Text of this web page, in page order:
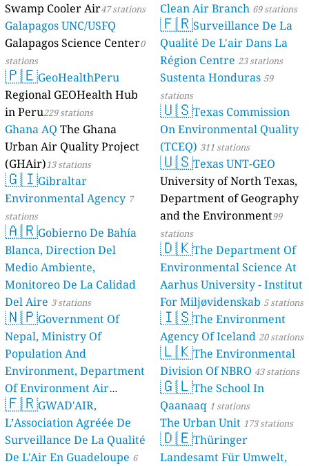
Swamp Cooler Air47 stations
Galapagos UNC/USFQ
Galapagos Science Center0
stations
🇵🇪GeoHealthPeru
Regional GEOHealth Hub
in Peru229 stations
Ghana AQ The Ghana
Urban Air Quality Project
(GHAir)13 stations
🇬🇮Gibraltar
Environmental Agency 7
stations
🇦🇷Gobierno De Bahía
Blanca, Direction Del
Medio Ambiente,
Monitoreo De La Calidad
Del Aire 3 stations
🇳🇵Government Of
Nepal, Ministry Of
Population And
Environment, Department
Of Environment Air
Quality Monitoring
stations
🇫🇷GWAD'AIR,
L’Association Agréée De
Surveillance De La Qualité
De L'Air En Guadeloupe 6
Clean Air Branch 69 stations
🇫🇷Surveillance De La
Qualité De L'air Dans La
Région Centre 23 stations
Sustenta Honduras 59
stations
🇺🇸Texas Commission
On Environmental Quality
(TCEQ) 311 stations
🇺🇸Texas UNT-GEO
University of North Texas,
Department of Geography
and the Environment99
stations
🇩🇰The Department Of
Environmental Science At
Aarhus University - Institut
For Miljøvidenskab 5 stations
🇮🇸The Environment
Agency Of Iceland 20 stations
🇱🇰The Environmental
Division Of NBRO 43 stations
🇬🇱The School In
Qaanaaq 1 stations
The Urban Unit 173 stations
🇩🇪Thüringer
Landesamt Für Umwelt,